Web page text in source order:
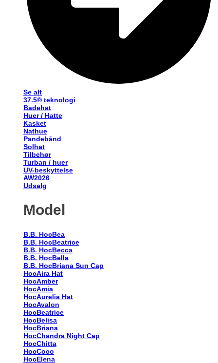
Se alt
37.5® teknologi
Badehat
Huer / Hatte
Kasket
Nathue
Pandebånd
Solhat
Tilbehør
Turban / huer
UV-beskyttelse
AW2026
Udsalg
Model
B.B. HocBea
B.B. HocBeatrice
B.B. HocBecca
B.B. HocBella
B.B. HocBriana Sun Cap
HocAira Hat
HocAmber
HocAmia
HocAurelia Hat
HocAvalon
HocBeatrice
HocBelisa
HocBriana
HocChandra Night Cap
HocChitta
HocCoco
HocElena